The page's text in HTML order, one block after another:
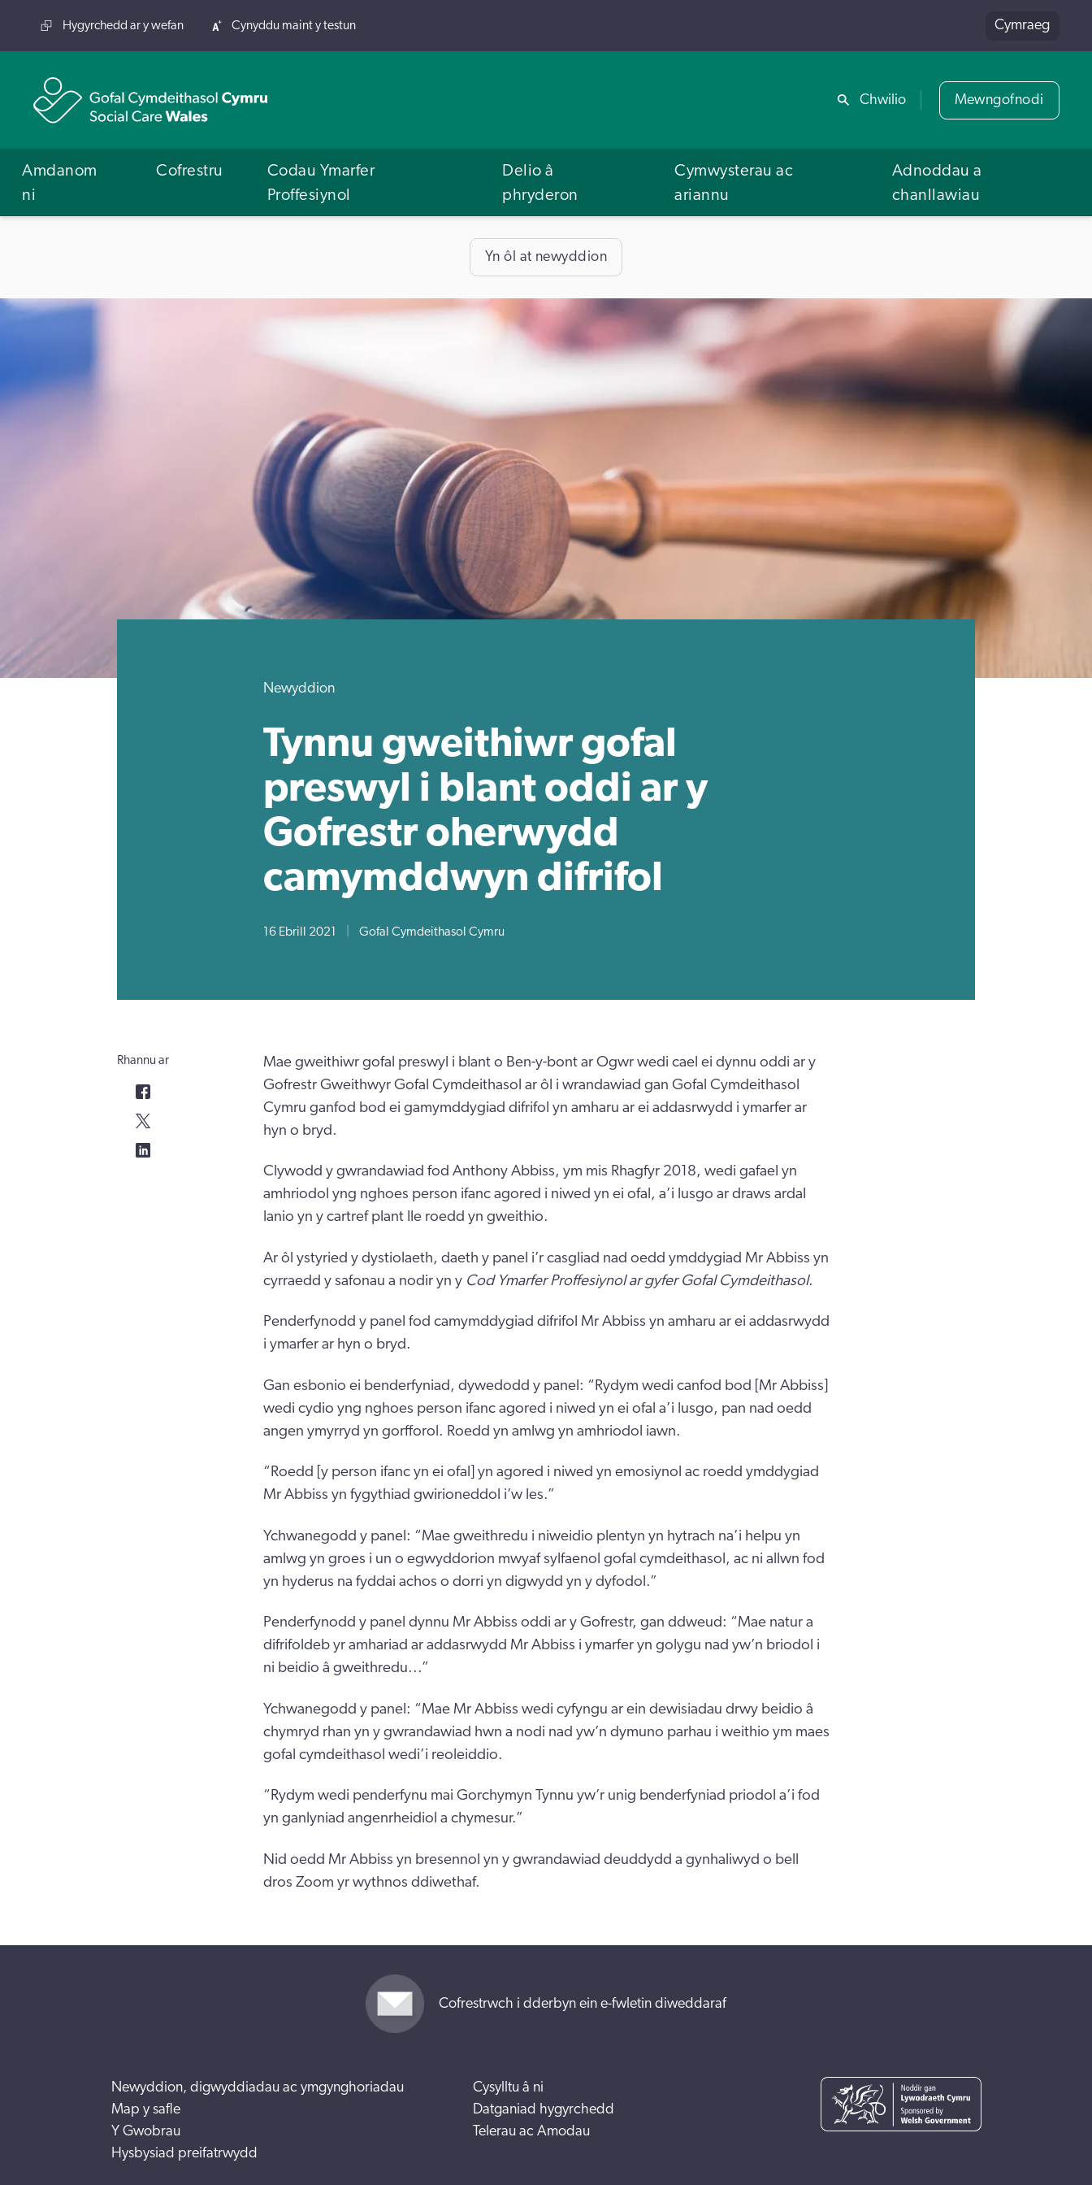
Rhannu
Hygyrchedd ar y wefan Cynyddu maint y testun Cymraeg
Chwilio Mewngofnodi
Amdanom
ni
Cofrestru
Codau Ymarfer
Proffesiynol
Delio â
phryderon
Cymwysterau ac
ariannu
Adnoddau a
chanllawiau
Yn ôl at newyddion
Newyddion
Tynnu gweithiwr gofal
preswyl i blant oddi ar y
Gofrestr oherwydd
camymddwyn difrifol
16 Ebrill 2021 Gofal Cymdeithasol Cymru
Mae gweithiwr gofal preswyl i blant o Ben-y-bont ar Ogwr wedi cael ei dynnu oddi ar y
Gofrestr Gweithwyr Gofal Cymdeithasol ar ôl i wrandawiad gan Gofal Cymdeithasol
Cymru ganfod bod ei gamymddygiad difrifol yn amharu ar ei addasrwydd i ymarfer ar
hyn o bryd.
Clywodd y gwrandawiad fod Anthony Abbiss, ym mis Rhagfyr 2018, wedi gafael yn
amhriodol yng nghoes person ifanc agored i niwed yn ei ofal, a’i lusgo ar draws ardal
lanio yn y cartref plant lle roedd yn gweithio.
Ar ôl ystyried y dystiolaeth, daeth y panel i’r casgliad nad oedd ymddygiad Mr Abbiss yn
cyrraedd y safonau a nodir yn y Cod Ymarfer Proffesiynol ar gyfer Gofal Cymdeithasol.
Penderfynodd y panel fod camymddygiad difrifol Mr Abbiss yn amharu ar ei addasrwydd
i ymarfer ar hyn o bryd.
Gan esbonio ei benderfyniad, dywedodd y panel: “Rydym wedi canfod bod [Mr Abbiss]
wedi cydio yng nghoes person ifanc agored i niwed yn ei ofal a’i lusgo, pan nad oedd
angen ymyrryd yn gorfforol. Roedd yn amlwg yn amhriodol iawn.
“Roedd [y person ifanc yn ei ofal] yn agored i niwed yn emosiynol ac roedd ymddygiad
Mr Abbiss yn fygythiad gwirioneddol i’w les.”
Ychwanegodd y panel: “Mae gweithredu i niweidio plentyn yn hytrach na’i helpu yn
amlwg yn groes i un o egwyddorion mwyaf sylfaenol gofal cymdeithasol, ac ni allwn fod
yn hyderus na fyddai achos o dorri yn digwydd yn y dyfodol.”
Penderfynodd y panel dynnu Mr Abbiss oddi ar y Gofrestr, gan ddweud: “Mae natur a
difrifoldeb yr amhariad ar addasrwydd Mr Abbiss i ymarfer yn golygu nad yw’n briodol i
ni beidio â gweithredu...”
Ychwanegodd y panel: “Mae Mr Abbiss wedi cyfyngu ar ein dewisiadau drwy beidio â
chymryd rhan yn y gwrandawiad hwn a nodi nad yw’n dymuno parhau i weithio ym maes
gofal cymdeithasol wedi’i reoleiddio.
“Rydym wedi penderfynu mai Gorchymyn Tynnu yw’r unig benderfyniad priodol a’i fod
yn ganlyniad angenrheidiol a chymesur.”
Nid oedd Mr Abbiss yn bresennol yn y gwrandawiad deuddydd a gynhaliwyd o bell
dros Zoom yr wythnos ddiwethaf.
Rhannu ar
Cofrestrwch i dderbyn ein e-fwletin diweddaraf
Newyddion, digwyddiadau ac ymgynghoriadau
Map y safle
Y Gwobrau
Hysbysiad preifatrwydd
Cysylltu â ni
Datganiad hygyrchedd
Telerau ac Amodau